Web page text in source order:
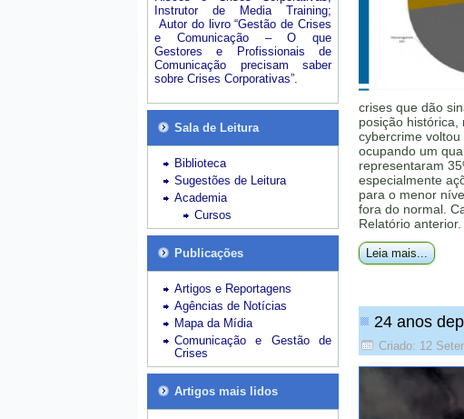
Instrutor de Media Training;
Autor do livro “Gestão de Crises
e Comunicação – O que
Gestores e Profissionais de
Comunicação precisam saber
sobre Crises Corporativas”.
Sala de Leitura
Biblioteca
Sugestões de Leitura
Academia
Cursos
Publicações
Artigos e Reportagens
Agências de Notícias
Mapa da Mídia
Comunicação e Gestão de
Crises
Artigos mais lidos
crises que dão
posição
cybercrime
ocupando um
representaram
especialmente
para o menor
fora do normal.
Relatório anterior.
Leia mais...
24 anos
Criado: 12